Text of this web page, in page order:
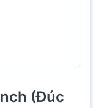
(Đúc